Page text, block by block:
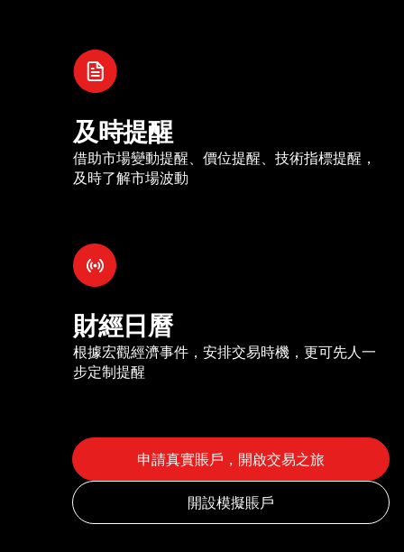
及時提醒
借助市場變動提醒、價位提醒、技術指標提醒，
及時了解市場波動
財經日曆
根據宏觀經濟事件，安排交易時機，更可先人一
步定制提醒